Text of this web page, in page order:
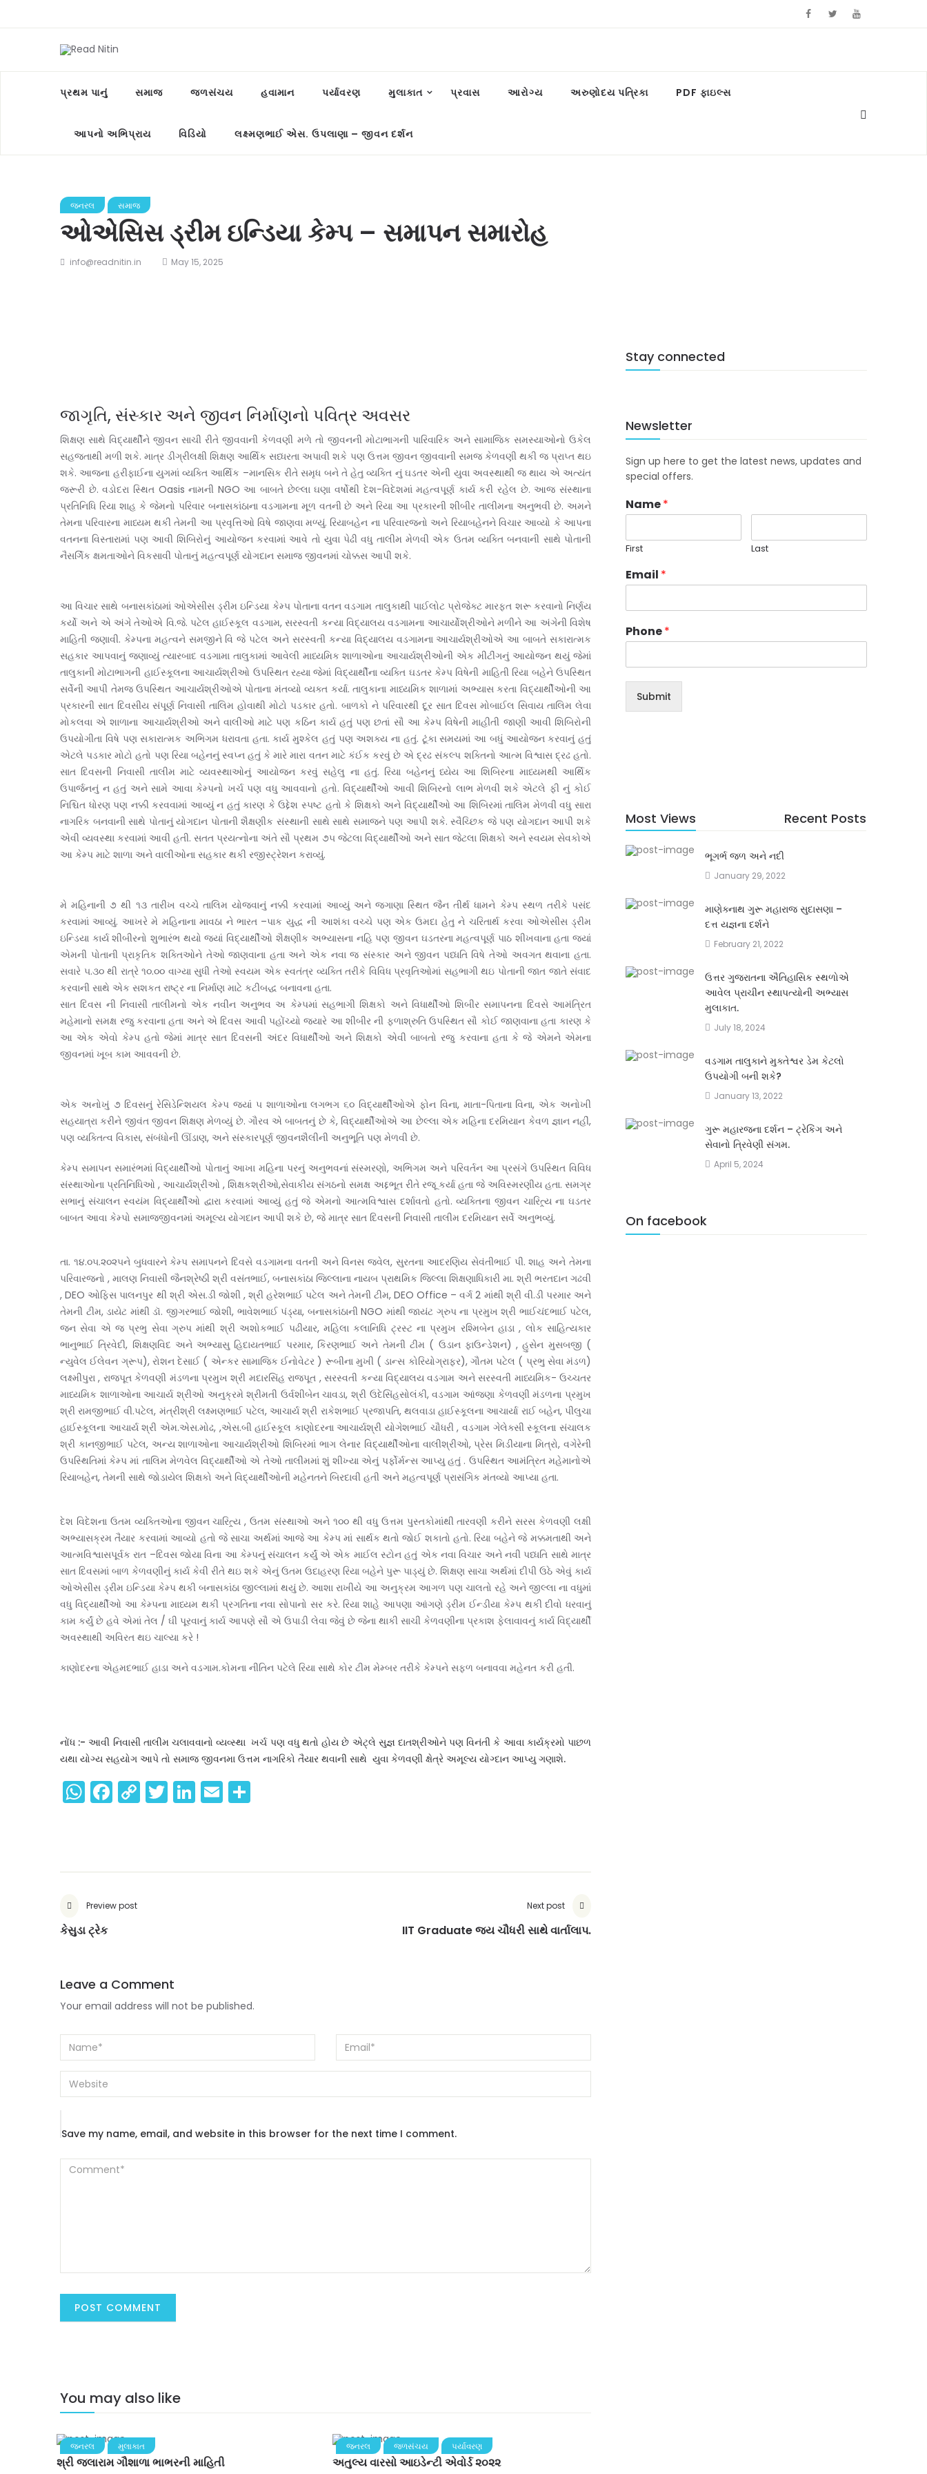
પ્રથમ પાનું સમાજ જળસંચય હવામાન પર્યાવરણ મુલાકાત પ્રવાસ આરોગ્ય અરુણોદય પત્રિકા PDF ફાઇલ્સ
આપનો અભિપ્રાય વિડિયો લક્ષ્મણભાઈ એસ. ઉપલાણા – જીવન દર્શન
જનરલ સમાજ
ઓએસિસ ડ્રીમ ઇન્ડિયા કેમ્પ – સમાપન સમારોહ
info@readnitin.in May 15, 2025
જાગૃતિ, સંસ્કાર અને જીવન નિર્માણનો પવિત્ર અવસર
શિક્ષણ સાથે વિદ્યાર્થીને જીવન સાચી રીતે જીવવાની કેળવણી મળે તો જીવનની મોટાભાગની પારિવારિક અને સામાજિક સમસ્યાઓનો ઉકેલ
સહજતાથી મળી શકે. માત્ર ડીગ્રીલક્ષી શિક્ષણ આર્થિક સધ્ધરતા અપાવી શકે પણ ઉત્તમ જીવન જીવવાની સમજ કેળવણી થકી જ પ્રાપ્ત થઇ
શકે. આજના હરીફાઈના યુગમાં વ્યક્તિ આર્થિક –માનસિક રીતે સમૃધ બને તે હેતુ વ્યક્તિ નું ઘડતર એની યુવા અવસ્થાથી જ થાય એ અત્યંત
જરૂરી છે. વડોદરા સ્થિત Oasis નામની NGO આ બાબતે છેલ્લા ઘણા વર્ષોથી દેશ-વિદેશમાં મહત્વપૂર્ણ કાર્ય કરી રહેલ છે. આજ સંસ્થાના
પ્રતિનિધિ રિયા શાહ કે જેમનો પરિવાર બનાસકાંઠાના વડગામના મૂળ વતની છે અને રિયા આ પ્રકારની શીબીર તાલીમના અનુભવી છે. અમને
તેમના પરિવારના માધ્યમ થકી તેમની આ પ્રવૃત્તિઓ વિષે જાણવા મળ્યું. રિયાબહેન ના પરિવારજનો અને રિયાબહેનને વિચાર આવ્યો કે આપના
વતનના વિસ્તારામાં પણ આવી શિબિરોનું આયોજન કરવામાં આવે તો યુવા પેઢી વધુ તાલીમ મેળવી એક ઉતમ વ્યક્તિ બનવાની સાથે પોતાની
નૈસર્ગિક ક્ષમતાઓને વિકસાવી પોતાનું મહત્વપૂર્ણ યોગદાન સમાજ જીવનમાં ચોક્કસ આપી શકે.
આ વિચાર સાથે બનાસકાંઠામાં ઓએસીસ ડ્રીમ ઇન્ડિયા કેમ્પ પોતાના વતન વડગામ તાલુકાથી પાઈલોટ પ્રોજેક્ટ મારફત શરૂ કરવાનો નિર્ણય
કર્યો અને એ અંગે તેઓએ વિ.જે. પટેલ હાઈસ્કૂલ વડગામ, સરસ્વતી કન્યા વિદ્યાલય વડગામના આચાર્યોશ્રીઓને મળીને આ અંગેની વિશેષ
માહિતી જણાવી. કેમ્પના મહત્વને સમજીને વિ જે પટેલ અને સરસ્વતી કન્યા વિદ્યાલય વડગામના આચાર્યશ્રીઓએ આ બાબતે સકારાત્મક
સહકાર આપવાનું જણાવ્યું ત્યારબાદ વડગામા તાલુકામાં આવેલી માધ્યમિક શાળાઓના આચાર્યશ્રીઓની એક મીટીંગનું આયોજન થયું જેમાં
તાલુકાની મોટાભાગની હાઈસ્કૂલના આચાર્યશ્રીઓ ઉપસ્થિત રહ્યા જેમાં વિદ્યાર્થીના વ્યક્તિ ઘડતર કેમ્પ વિષેની માહિતી રિયા બહેને ઉપસ્થિત
સર્વેની આપી તેમજ ઉપસ્થિત આચાર્યશ્રીઓએ પોતાના મંતવ્યો વ્યક્ત કર્યા. તાલુકાના માધ્યમિક શાળામાં અભ્યાસ કરતા વિદ્યાર્થીઓની આ
પ્રકારની સાત દિવસીય સંપૂર્ણ નિવાસી તાલિમ હોવાથી મોટો પડકાર હતો. બાળકો ને પરિવારથી દૂર સાત દિવસ મોબાઈલ સિવાય તાલિમ લેવા
મોકલવા એ શાળાના આચાર્યશ્રીઓ અને વાલીઓ માટે પણ કઠિન કાર્ય હતું પણ છતાં સૌ આ કેમ્પ વિષેની માહીતી જાણી આવી શિબિરોની
ઉપયોગીતા વિષે પણ સકારાત્મક અભિગમ ધરાવતા હતા. કાર્ય મુશ્કેલ હતું પણ અશક્ય ના હતું. ટૂંકા સમયમાં આ બધું આયોજન કરવાનું હતું
એટલે પડકાર મોટો હતો પણ રિયા બહેનનું સ્વપ્ન હતું કે મારે મારા વતન માટે કંઈક કરવું છે એ દ્રઢ સંકલ્પ શક્તિનો આત્મ વિશ્વાસ દ્રઢ હતો.
સાત દિવસની નિવાસી તાલીમ માટે વ્યવસ્થાઓનું આયોજન કરવું સહેલુ ના હતું. રિયા બહેનનું ધ્યેય આ શિબિરના માધ્યમથી આર્થિક
ઉપાર્જનનું ન હતું અને સામે આવા કેમ્પનો ખર્ચ પણ વધુ આવવાનો હતો. વિદ્યાર્થીઓ આવી શિબિરનો લાભ મેળવી શકે એટલે ફી નું કોઈ
નિશ્ચિત ધોરણ પણ નક્કી કરવવામાં આવ્યું ન હતું કારણ કે ઉદ્દેશ સ્પષ્ટ હતો કે શિક્ષકો અને વિદ્યાર્થીઓ આ શિબિરમાં તાલિમ મેળવી વધુ સારા
નાગરિક બનવાની સાથે પોતાનું યોગદાન પોતાની શૈક્ષણીક સંસ્થાની સાથે સાથે સમાજને પણ આપી શકે. સ્વૈચ્છિક જે પણ યોગદાન આપી શકે
એવી વ્યવસ્થા કરવામાં આવી હતી. સતત પ્રયત્નોના અંતે સૌ પ્રથમ ૭૫ જેટલા વિદ્યાર્થીઓ અને સાત જેટલા શિક્ષકો અને સ્વયમ સેવકોએ
આ કેમ્પ માટે શાળા અને વાલીઓના સહકાર થકી રજીસ્ટ્રેશન કરાવ્યું.
મે મહિનાની ૭ થી ૧૩ તારીખ વચ્ચે તાલિમ યોજવાનું નક્કી કરવામાં આવ્યું અને જગાણા સ્થિત જૈન તીર્થ ધામને કેમ્પ સ્થળ તરીકે પસંદ
કરવામાં આવ્યું. આખરે મે મહિનાના માવઠા ને ભારત –પાક યુદ્ધ ની આશંકા વચ્ચે પણ એક ઉમદા હેતુ ને ચરિતાર્થ કરવા ઓએસીસ ડ્રીમ
ઇન્ડિયા કાર્ય શીબીરનો શુભારંભ થયો જ્યાં વિદ્યાર્થીઓ શૈક્ષણીક અભ્યાસના નહિ પણ જીવન ઘડતરના મહત્વપૂર્ણ પાઠ શીખવાના હતા જ્યાં
એમની પોતાની પ્રાકૃતિક શક્તિઓને તેઓ જાણવાના હતા અને એક નવા જ સંસ્કાર અને જીવન પધ્ધતિ વિષે તેઓ અવગત થવાના હતા.
સવારે ૫.૩૦ થી રાત્રે ૧૦.૦૦ વાગ્યા સુધી તેઓ સ્વયમ એક સ્વતંત્ર વ્યક્તિ તરીકે વિવિધ પ્રવૃતિઓમાં સહભાગી થઇ પોતાની જાત જાતે સંવાદ
કરવાની સાથે એક સશકત રાષ્ટ્ર ના નિર્માણ માટે કટીબદ્ધ બનાવના હતા.
સાત દિવસ ની નિવાસી તાલીમનો એક નવીન અનુભવ અ કેમ્પમાં સહભાગી શિક્ષકો અને વિધાર્થીઓ શિબીર સમાપનના દિવસે આમંત્રિત
મહેમાનો સમક્ષ રજુ કરવાના હતા અને એ દિવસ આવી પહોંચ્યો જ્યારે આ શીબીર ની ફળાશ્રુતિ ઉપસ્થિત સૌ કોઈ જાણવાના હતા કારણ કે
આ એક એવો કેમ્પ હતો જેમાં માત્ર સાત દિવસની અંદર વિધાર્થીઓ અને શિક્ષકો એવી બાબતો રજુ કરવાના હતા કે જે એમને એમના
જીવનમાં ખૂબ કામ આવવની છે.
એક અનોખું ૭ દિવસનું રેસિડેન્શિયલ કેમ્પ જ્યાં ૫ શાળાઓના લગભગ ૬૦ વિદ્યાર્થીઓએ ફોન વિના, માતા-પિતાના વિના, એક અનોખી
સહયાત્રા કરીને જીવંત જીવન શિક્ષણ મેળવ્યું છે. ગૌરવ એ બાબતનું છે કે, વિદ્યાર્થીઓએ આ છેલ્લા એક મહિના દરમિયાન કેવળ જ્ઞાન નહીં,
પણ વ્યક્તિત્વ વિકાસ, સંબંધોની ઊંડાણ, અને સંસ્કારપૂર્ણ જીવનશૈલીની અનુભૂતિ પણ મેળવી છે.
કેમ્પ સમાપન સમારંભમાં વિદ્યાર્થીઓ પોતાનું આખા મહિના પરનું અનુભવનાં સંસ્મરણો, અભિગમ અને પરિવર્તન આ પ્રસંગે ઉપસ્થિત વિવિધ
સંસ્થાઓના પ્રતિનિધિઓ , આચાર્યશ્રીઓ , શિક્ષકશ્રીઓ,સેવાકીય સંગઠનો સમક્ષ અદ્દભૂત રીતે રજૂ કર્યા હતા જે અવિસ્મરણીય હતા. સમગ્ર
સભાનું સંચાલન સ્વયંમ વિદ્યાર્થીઓ દ્વારા કરવામાં આવ્યું હતું જે એમનો આત્મવિશ્વાસ દર્શાવતો હતો. વ્યક્તિના જીવન ચારિત્ર્ય ના ઘડતર
બાબત આવા કેમ્પો સમાજજીવનમાં અમૂલ્ય યોગદાન આપી શકે છે, જે માત્ર સાત દિવસની નિવાસી તાલીમ દરમિયાન સર્વે અનુભવ્યું.
તા. ૧૪.૦૫.૨૦૨૫ને બુધવારને કેમ્પ સમાપનને દિવસે વડગામના વતની અને વિનસ જ્વેલ, સુરતના આદરણિય સેવંતીભાઈ પી. શાહ અને તેમના
પરિવારજનો , માલણ નિવાસી જૈનશ્રેષ્ઠી શ્રી વસંતભાઈ, બનાસકાંઠા જિલ્લાના નાયબ પ્રાથમિક જિલ્લા શિક્ષણાધિકારી મા. શ્રી ભરતદાન ગઢવી
, DEO ઓફિસ પાલનપુર થી શ્રી એસ.ડી જોશી , શ્રી હરેશભાઈ પટેલ અને તેમની ટીમ, DEO Office – વર્ગ 2 માંથી શ્રી વી.ડી પરમાર અને
તેમની ટીમ, ડાયેટ માંથી ડૉ. જીગરભાઈ જોશી, ભાવેશભાઈ પંડ્યા, બનાસકાંઠાની NGO માંથી જાયંટ ગ્રુપ ના પ્રમુખ શ્રી ભાઈચંદભાઈ પટેલ,
જન સેવા એ જ પ્રભુ સેવા ગ્રુપ માંથી શ્રી અશોકભાઈ પઢીયાર, મહિલા કલાનિધિ ટ્રસ્ટ ના પ્રમુખ રશ્મિબેન હાડા , લોક સાહિત્યકાર
ભાનુભાઈ ત્રિવેદી, શિક્ષણવિદ અને અભ્યાસુ હિદાયતભાઈ પરમાર, કિરણભાઈ અને તેમની ટીમ ( ઉડાન ફાઉન્ડેશન) , હુસેન મુસબજી (
ન્યુવેલ ઈલેવન ગ્રૂપ), રોશન દેસાઈ ( એન્કર સામાજિક ઈનોવેટર ) રૂબીના મુખી ( ડાન્સ કોરિયોગ્રાફર), ગૌતમ પટેલ ( પ્રભુ સેવા મંડળ)
લક્ષ્મીપુરા , રાજપૂત કેળવણી મંડળના પ્રમુખ શ્રી મદારસિંહ રાજપૂત , સરસ્વતી કન્યા વિદ્યાલય વડગામ અને સરસ્વતી માધ્યમિક- ઉચ્ચતર
માધ્યમિક શાળાઓના આચાર્ય શ્રીઓ અનુક્રમે શ્રીમતી ઉર્વશીબેન ચાવડા, શ્રી ઉદેસિંહસોલંકી, વડગામ આંજણા કેળવણી મંડળના પ્રમુખ
શ્રી રામજીભાઈ વી.પટેલ, મંત્રીશ્રી લક્ષ્મણભાઈ પટેલ, આચાર્ય શ્રી રાકેશભાઈ પ્રજાપતિ, થલવાડા હાઈસ્કૂલના આચાર્યા રાઈ બહેન, પીલુચા
હાઈસ્કૂલના આચાર્ય શ્રી એમ.એસ.મોઢ, ,એસ.બી હાઈસ્કૂલ કાણોદરના આચાર્યશ્રી યોગેશભાઈ ચૌધરી , વડગામ ગેલેક્સી સ્કૂલના સંચાલક
શ્રી કાનજીભાઈ પટેલ, અન્ય શાળાઓના આચાર્યશ્રીઓ શિબિરમાં ભાગ લેનાર વિદ્યાર્થીઓના વાલીશ્રીઓ, પ્રેસ મિડીયાના મિત્રો, વગેરેની
ઉપસ્થિતિમાં કેમ્પ માં તાલિમ મેળવેલ વિદ્યાર્થીઓ એ તેઓ તાલીમમાં શું શીખ્યા એનું પર્ફોર્મન્સ આપ્યુ હતું . ઉપસ્થિત આમંત્રિત મહેમાનોએ
રિયાબહેન, તેમની સાથે જોડાયેલ શિક્ષકો અને વિદ્યાર્થીઓની મહેનતને બિરદાવી હતી અને મહત્વપૂર્ણ પ્રાસંગિક મંતવ્યો આપ્યા હતા.
દેશ વિદેશના ઉતમ વ્યક્તિઓના જીવન ચારિત્ર્ય , ઉતમ સંસ્થાઓ અને ૧૦૦ થી વધુ ઉત્તમ પુસ્તકોમાંથી તારવણી કરીને સરસ કેળવણી લક્ષી
અભ્યાસક્રમ તૈયાર કરવામાં આવ્યો હતો જે સાચા અર્થમાં આજે આ કેમ્પ માં સાર્થક થતો જોઈ શકાતો હતો. રિયા બહેને જે મક્કમતાથી અને
આત્મવિશ્વાસપૂર્વક રાત –દિવસ જોયા વિના આ કેમ્પનું સંચાલન કર્યું એ એક માઈલ સ્ટોન હતું એક નવા વિચાર અને નવી પધ્ધતિ સાથે માત્ર
સાત દિવસમાં બાળ કેળવણીનું કાર્ય કેવી રીતે થઇ શકે એનું ઉતમ ઉદાહરણ રિયા બહેને પુરૂ પાડ્યું છે. શિક્ષણ સાચા અર્થમાં દીપી ઉઠે એવું કાર્ય
ઓએસીસ ડ્રીમ ઇન્ડિયા કેમ્પ થકી બનાસકાંઠા જીલ્લામાં થયું છે. આશા રાખીયે આ અનુક્રમ આગળ પણ ચાલતો રહે અને જીલ્લા ના વધુમાં
વધુ વિદ્યાર્થીઓ આ કેમ્પના માધ્યમ થકી પ્રગતિના નવા સોપાનો સર કરે. રિયા શાહે આપણા આંગણે ડ્રીમ ઈન્ડીયા કેમ્પ થકી દીવો ધરવાનું
કામ કર્યું છે હવે એમાં તેલ / ઘી પૂરવાનું કાર્ય આપણે સૌ એ ઉપાડી લેવા જેવું છે જેના થાકી સાચી કેળવણીના પ્રકાશ ફેલાવાવનું કાર્ય વિદ્યાર્થી
અવસ્થાથી અવિરત થઇ ચાલ્યા કરે !
કાણોદરના એહમદભાઈ હાડા અને વડગામ.કોમના નીતિન પટેલે રિયા સાથે કોર ટીમ મેમ્બર તરીકે કેમ્પને સફળ બનાવવા મહેનત કરી હતી.
નોંધ :- આવી નિવાસી તાલીમ ચલાવવાનો વ્યવ્સ્થા ખર્ચ પણ વધુ થતો હોય છે એટ્લે સુજ્ઞ દાતશ્રીઓને પણ વિનંતી કે આવા કાર્યક્રમો પાછળ
યથા યોગ્ય સહયોગ આપે તો સમાજ જીવનમા ઉત્તમ નાગરિકો તૈયાર થવાની સાથે યુવા કેળવણી ક્ષેત્રે અમૂલ્ય યોગ્દાન આપ્યુ ગણાશે.
WhatsApp
Facebook
Copy
Link
Twitter
LinkedIn
Email
Preview post
કેસુડા ટ્રેક
Next post
IIT Graduate જય ચૌધરી સાથે વાર્તાલાપ.
Leave a Comment
Your email address will not be published.
Save my name, email, and website in this browser for the next time I comment.
You may also like
જનરલ મુલાકાત
શ્રી જલારામ ગૌશાળા ભાભરની માહિતી
જનરલ જળસંચય પર્યાવરણ
અતુલ્ય વારસો આઇડેન્ટી એવોર્ડ ૨૦૨૨
Stay connected
Newsletter
Sign up here to get the latest news, updates and
special offers.
Name*
First Last
Email *
Phone*
Submit
Most Views Recent Posts
ભૂગર્ભ જળ અને નદી
January 29, 2022
માણેક્નાથ ગુરૂ મહારાજ સુદાસણા –
દત્ત યજ્ઞના દર્શને
February 21, 2022
ઉત્તર ગુજરાતના ઐતિહાસિક સ્થળોએ
આવેલ પ્રાચીન સ્થાપત્યોની અભ્યાસ
મુલાકાત.
July 18, 2024
વડગામ તાલુકાને મુક્તેશ્વર ડેમ કેટલો
ઉપયોગી બની શકે?
January 13, 2022
ગુરૂ મહારજના દર્શન – ટ્રેકિંગ અને
સેવાનો ત્રિવેણી સંગમ.
April 5, 2024
On facebook